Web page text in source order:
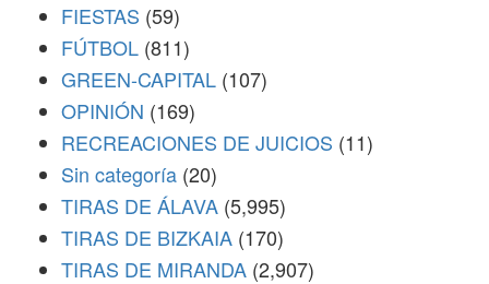
FIESTAS (59)
FÚTBOL (811)
GREEN-CAPITAL (107)
OPINIÓN (169)
RECREACIONES DE JUICIOS (11)
Sin categoría (20)
TIRAS DE ÁLAVA (5,995)
TIRAS DE BIZKAIA (170)
TIRAS DE MIRANDA (2,907)